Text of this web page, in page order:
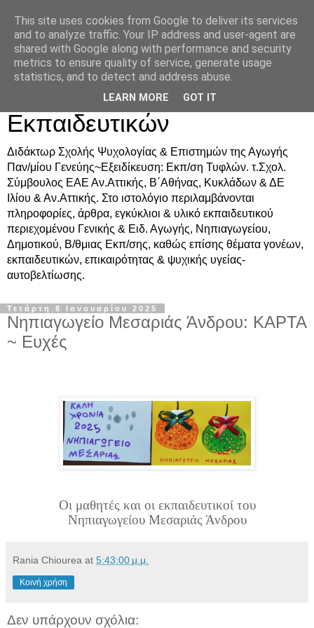
Δρ. Ράνια Χιουρέα-
Συμβουλευτική &
Υποστήριξη Γονέων &
Εκπαιδευτικών
Διδάκτωρ Σχολής Ψυχολογίας & Επιστημών της Αγωγής
Παν/μίου Γενεύης~Εξειδίκευση: Εκπ/ση Τυφλών. τ.Σχολ.
Σύμβουλος ΕΑΕ Αν.Αττικής, Β΄Αθήνας, Κυκλάδων & ΔΕ
Ιλίου & Αν.Αττικής. Στο ιστολόγιο περιλαμβάνονται
πληροφορίες, άρθρα, εγκύκλιοι & υλικό εκπαιδευτικού
περιεχομένου Γενικής & Ειδ. Αγωγής, Νηπιαγωγείου,
Δημοτικού, Β/θμιας Εκπ/σης, καθώς επίσης θέματα γονέων,
εκπαιδευτικών, επικαιρότητας & ψυχικής υγείας-
αυτοβελτίωσης.
Τετάρτη 8 Ιανουαρίου 2025
Νηπιαγωγείο Μεσαριάς Άνδρου: ΚΑΡΤΑ
~ Ευχές
Οι μαθητές και οι εκπαιδευτικοί του
Νηπιαγωγείου Μεσαριάς Άνδρου
Rania Chiourea at 5:43:00 μ.μ.
Κοινή χρήση
Δεν υπάρχουν σχόλια:
This site uses cookies from Google to deliver its services
and to analyze traffic. Your IP address and user-agent are
shared with Google along with performance and security
metrics to ensure quality of service, generate usage
statistics, and to detect and address abuse.
LEARN MORE GOT IT